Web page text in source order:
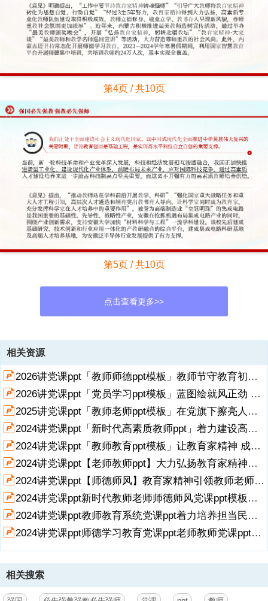
第4页 / 共10页
第5页 / 共10页
点击查看更多>>
资源描述
1、强国必先强教强教必先强师,近日，中共中央 国务院关于弘扬教育家
精神加强新时代高素质专业化教师队伍建设的意见（以下简称意见）发
布。,（关于配套讲稿的说明：本PPT模板包含讲稿，请移至最后1页查
阅、复制）,前言,近日，中共中央 国务院关于弘扬教育家精神加强新时
代高素质专业化教师队伍建设的意见（以下简称意见）发布。为大力弘
扬教育家精神，加强新时代高素质专业化教师队伍建设，进一步营造尊
师重教良好氛围，意见从加强教师队伍思想政治建设、涵养高尚师德师
风、提升教师专业素养、加强教师权益保障、弘扬尊师重教社会风尚等
5个具体方面提出了17条具体要求。意见明确提出，到2035年，教育家
精神成为广大教师的自觉追求，
2、实现教师队伍治理体系和治理能力现代化，数字化赋能教师发展成
为常态，教师地位巩固提高，教师成为最受社会尊重和令人羡慕的职业
之一，形成优秀人才争相从教、优秀教师不断涌现的良好局面。这为我
们推进教育强国建设提供了有力指引和制度保障。,2023年9月，在给全
人、为国育才的初心使命，树立躬耕教坛、强国有我的志向和抱负，自
信自强、踔厉奋发，为强国建设、民族复兴伟业作出新的更大贡献”。
从提出“四有”好老师，勉励广大教师当好“四个引路人”，加强师德师风
展开阅读全文
相关资源
2026讲党课ppt「教师师德ppt模板」教师节守教育初心正师德师风担育人使命党课ppt模板「带完整内容」.pptx
2026讲党课ppt「党员学习ppt模板」蓝图绘就风正劲 实干笃行启新程教师学习二十届四中全会精神党课ppt模板「带完整内容」.pptx
2025讲党课ppt「教师老师ppt模板」在党旗下擦亮人民教师的精神名片党课ppt模板「带完整内容」.pptx
2024讲党课ppt「新时代高素质教师ppt」着力建设高素质教师队伍不断提高思政课的针对性和吸引力党课ppt模板「带完整内容」.pptx
2024讲党课ppt「教师教育ppt模板」让教育家精神 成为广大教师的自觉追求党课ppt模板「带完整内容」.pptx
2024讲党课ppt【老师教师ppt】大力弘扬教育家精神培养造就新时代大国良师党课ppt模板「带完整内容」.pptx
2024讲党课ppt【师德师风】教育家精神引领教师老师专业发展党课ppt模板【含完整内容】.pptx
2024讲党课ppt新时代教师老师师德师风党课ppt模板【含完整内容】.pptx
2024讲党课ppt教师教育系统党课ppt着力培养担当民族复兴大任的时代新人党课ppt模板【含完整内容】.pptx
2024讲党课ppt师德学习教育党课ppt老师教师党课ppt模板【含完整内容】.pptx
相关搜索